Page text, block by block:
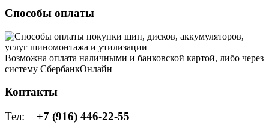
Способы оплаты
Возможна оплата наличными и банковской картой, либо через
систему СбербанкОнлайн
Контакты
Тел: +7 (916) 446-22-55